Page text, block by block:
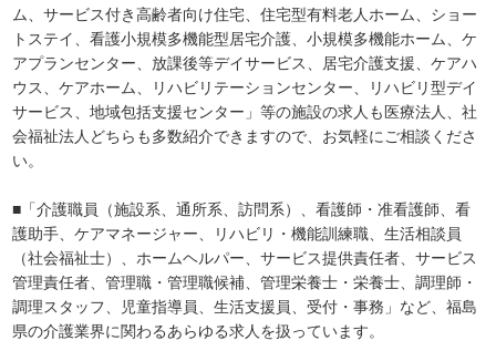
ム、サービス付き高齢者向け住宅、住宅型有料老人ホーム、ショー
トステイ、看護小規模多機能型居宅介護、小規模多機能ホーム、ケ
アプランセンター、放課後等デイサービス、居宅介護支援、ケアハ
ウス、ケアホーム、リハビリテーションセンター、リハビリ型デイ
サービス、地域包括支援センター」等の施設の求人も医療法人、社
会福祉法人どちらも多数紹介できますので、お気軽にご相談くださ
い。
■「介護職員（施設系、通所系、訪問系）、看護師・准看護師、看
護助手、ケアマネージャー、リハビリ・機能訓練職、生活相談員
（社会福祉士）、ホームヘルパー、サービス提供責任者、サービス
管理責任者、管理職・管理職候補、管理栄養士・栄養士、調理師・
調理スタッフ、児童指導員、生活支援員、受付・事務」など、福島
県の介護業界に関わるあらゆる求人を扱っています。